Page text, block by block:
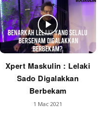
Xpert Maskulin : Lelaki
Sado Digalakkan
Berbekam
1 Mac 2021